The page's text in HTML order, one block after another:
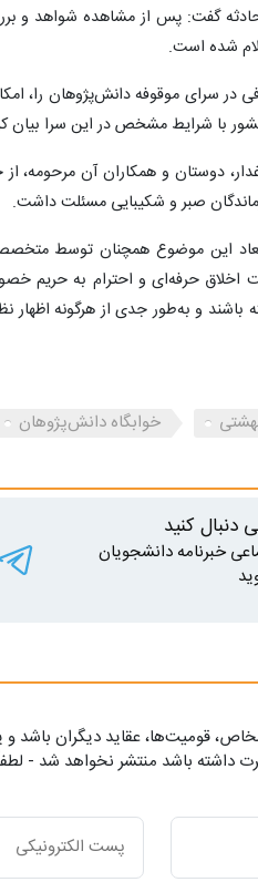
گفت: پس از مشاهده شواهد و
شده است.
در سرای موقوفه دانش‌پژوهان را،
با شرایط مشخص در این سرا بیان
دوستان و همکاران آن مرحومه، از
صبر و شکیبایی مسئلت داشت.
این موضوع همچنان توسط
اخلاق حرفه‌ای و احترام به حریم
و به‌طور جدی از هرگونه اظهار
خوابگاه دانش‌پژوهان
دنبال کنید
خبرنامه دانشجویان
قومیت‌ها، عقاید دیگران باشد و
داشته باشد منتشر نخواهد شد -